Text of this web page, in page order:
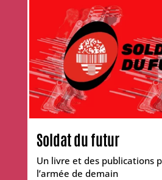
Soldat du futur
Un livre et des publications
l’armée de demain